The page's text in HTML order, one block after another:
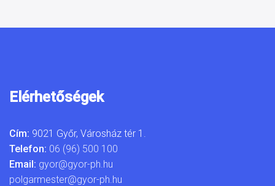
Elérhetőségek
Cím: 9021 Győr, Városház tér 1.
Telefon: 06 (96) 500 100
Email: gyor@gyor-ph.hu
polgarmester@gyor-ph.hu